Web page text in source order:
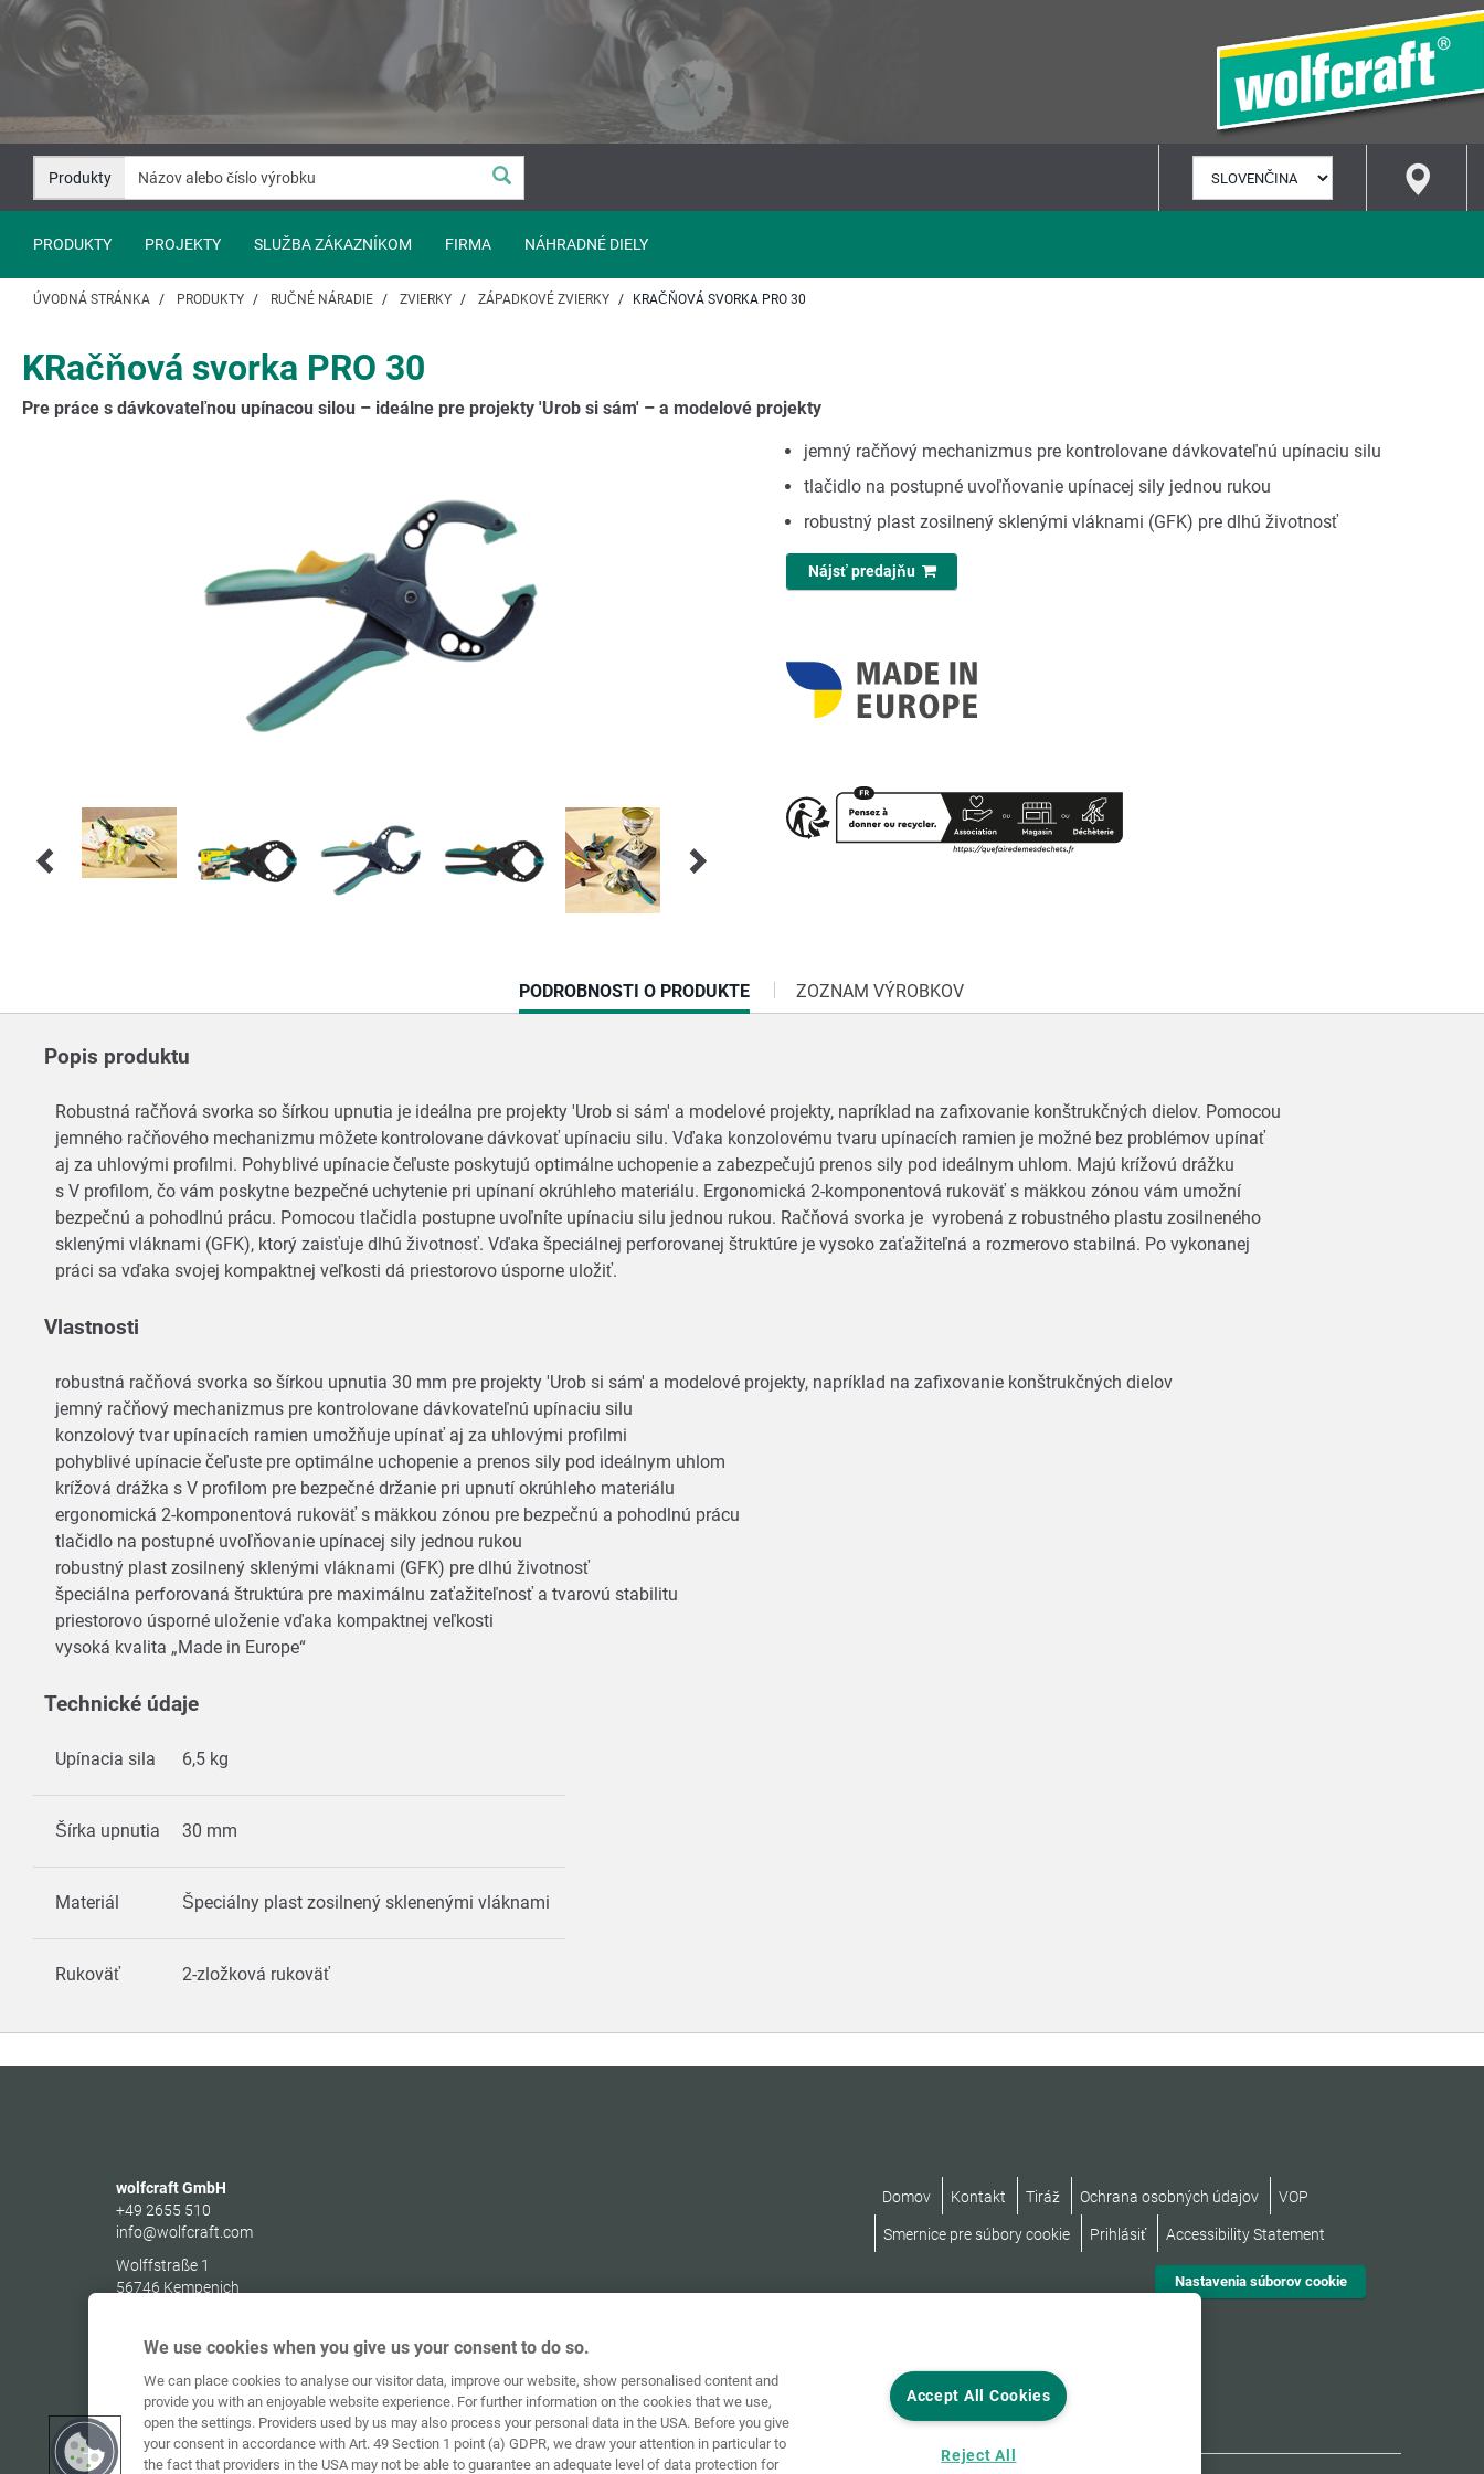
Prejsť
Obsah
Prejsť
Navigáciu
Produkty
JAZYK
PRODUKTY PROJEKTY SLUŽBA ZÁKAZNÍKOM FIRMA NÁHRADNÉ DIELY
ÚVODNÁ STRÁNKA PRODUKTY RUČNÉ NÁRADIE ZVIERKY ZÁPADKOVÉ ZVIERKY KRAČŇOVÁ SVORKA PRO 30
KRačňová svorka PRO 30
Pre práce s dávkovateľnou upínacou silou – ideálne pre projekty 'Urob si sám' – a modelové projekty
jemný račňový mechanizmus pre kontrolovane dávkovateľnú upínaciu silu
tlačidlo na postupné uvoľňovanie upínacej sily jednou rukou
robustný plast zosilnený sklenými vláknami (GFK) pre dlhú životnosť
Nájsť predajňu
CURRENT
TAB:
PODROBNOSTI O PRODUKTE ZOZNAM VÝROBKOV
Popis produktu
Robustná račňová svorka so šírkou upnutia je ideálna pre projekty 'Urob si sám' a modelové projekty, napríklad na zafixovanie konštrukčných dielov. Pomocou
jemného račňového mechanizmu môžete kontrolovane dávkovať upínaciu silu. Vďaka konzolovému tvaru upínacích ramien je možné bez problémov upínať
aj za uhlovými profilmi. Pohyblivé upínacie čeľuste poskytujú optimálne uchopenie a zabezpečujú prenos sily pod ideálnym uhlom. Majú krížovú drážku
s V profilom, čo vám poskytne bezpečné uchytenie pri upínaní okrúhleho materiálu. Ergonomická 2-komponentová rukoväť s mäkkou zónou vám umožní
bezpečnú a pohodlnú prácu. Pomocou tlačidla postupne uvoľníte upínaciu silu jednou rukou. Račňová svorka je vyrobená z robustného plastu zosilneného
sklenými vláknami (GFK), ktorý zaisťuje dlhú životnosť. Vďaka špeciálnej perforovanej štruktúre je vysoko zaťažiteľná a rozmerovo stabilná. Po vykonanej
práci sa vďaka svojej kompaktnej veľkosti dá priestorovo úsporne uložiť.
Vlastnosti
robustná račňová svorka so šírkou upnutia 30 mm pre projekty 'Urob si sám' a modelové projekty, napríklad na zafixovanie konštrukčných dielov
jemný račňový mechanizmus pre kontrolovane dávkovateľnú upínaciu silu
konzolový tvar upínacích ramien umožňuje upínať aj za uhlovými profilmi
pohyblivé upínacie čeľuste pre optimálne uchopenie a prenos sily pod ideálnym uhlom
krížová drážka s V profilom pre bezpečné držanie pri upnutí okrúhleho materiálu
ergonomická 2-komponentová rukoväť s mäkkou zónou pre bezpečnú a pohodlnú prácu
tlačidlo na postupné uvoľňovanie upínacej sily jednou rukou
robustný plast zosilnený sklenými vláknami (GFK) pre dlhú životnosť
špeciálna perforovaná štruktúra pre maximálnu zaťažiteľnosť a tvarovú stabilitu
priestorovo úsporné uloženie vďaka kompaktnej veľkosti
vysoká kvalita „Made in Europe“
Technické údaje
Upínacia sila 6,5 kg
Šírka upnutia 30 mm
Materiál Špeciálny plast zosilnený sklenenými vláknami
Rukoväť 2-zložková rukoväť
wolfcraft GmbH
+49 2655 510
info@wolfcraft.com
Wolffstraße 1
56746 Kempenich
Domov Kontakt Tiráž Ochrana osobných údajov VOP
Smernice pre súbory cookie Prihlásiť Accessibility Statement
Nastavenia súborov cookie
We use cookies when you give us your consent to do so.
We can place cookies to analyse our visitor data, improve our website, show personalised content and
provide you with an enjoyable website experience. For further information on the cookies that we use,
open the settings. Providers used by us may also process your personal data in the USA. Before you give
your consent in accordance with Art. 49 Section 1 point (a) GDPR, we draw your attention in particular to
the fact that providers in the USA may not be able to guarantee an adequate level of data protection for
Accept All Cookies
Reject All